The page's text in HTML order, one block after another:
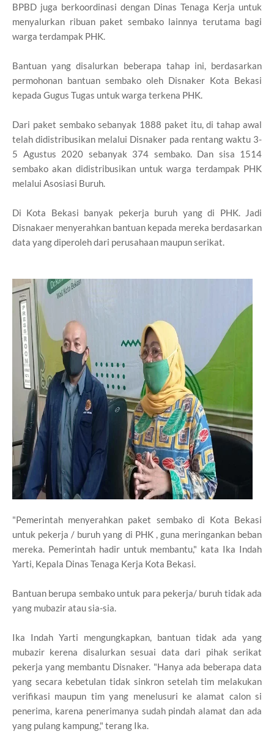
BPBD juga berkoordinasi dengan Dinas Tenaga Kerja untuk
menyalurkan ribuan paket sembako lainnya terutama bagi
warga terdampak PHK.
Bantuan yang disalurkan beberapa tahap ini, berdasarkan
permohonan bantuan sembako oleh Disnaker Kota Bekasi
kepada Gugus Tugas untuk warga terkena PHK.
Dari paket sembako sebanyak 1888 paket itu, di tahap awal
telah didistribusikan melalui Disnaker pada rentang waktu 3-
5 Agustus 2020 sebanyak 374 sembako. Dan sisa 1514
sembako akan didistribusikan untuk warga terdampak PHK
melalui Asosiasi Buruh.
Di Kota Bekasi banyak pekerja buruh yang di PHK. Jadi
Disnakaer menyerahkan bantuan kepada mereka berdasarkan
data yang diperoleh dari perusahaan maupun serikat.
"Pemerintah menyerahkan paket sembako di Kota Bekasi
untuk pekerja / buruh yang di PHK , guna meringankan beban
mereka. Pemerintah hadir untuk membantu," kata Ika Indah
Yarti, Kepala Dinas Tenaga Kerja Kota Bekasi.
Bantuan berupa sembako untuk para pekerja/ buruh tidak ada
yang mubazir atau sia-sia.
Ika Indah Yarti mengungkapkan, bantuan tidak ada yang
mubazir kerena disalurkan sesuai data dari pihak serikat
pekerja yang membantu Disnaker. "Hanya ada beberapa data
yang secara kebetulan tidak sinkron setelah tim melakukan
verifikasi maupun tim yang menelusuri ke alamat calon si
penerima, karena penerimanya sudah pindah alamat dan ada
yang pulang kampung," terang Ika.